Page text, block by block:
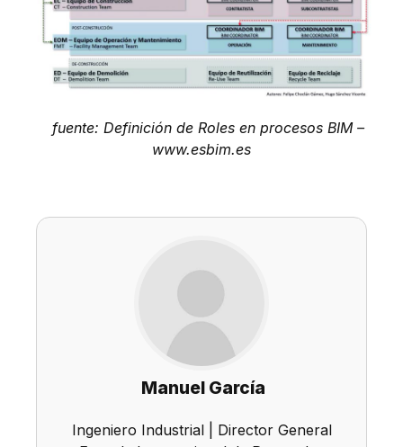
fuente: Definición de Roles en procesos BIM –
www.esbim.es
Manuel García
Ingeniero Industrial | Director General